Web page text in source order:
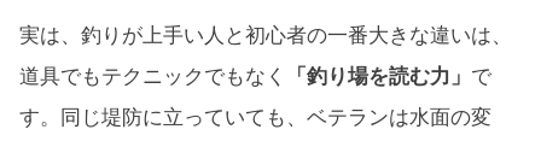
実は、釣りが上手い人と初心者の一番大きな違いは、
道具でもテクニックでもなく
「釣り場を読む力」 で
す。同じ堤防に立っていても、ベテランは水面の変